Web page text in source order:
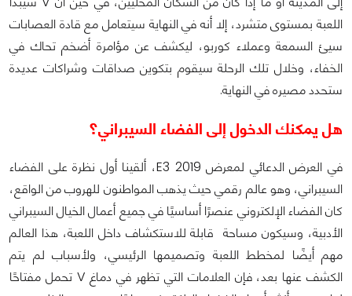
اللعبة بمستوى متشرد، إلا أنه في النهاية سيتعامل مع قادة العصابات
سيئ السمعة وعملاء كوربو، ليكشف عن مؤامرة أضخم تحاك في
الخفاء، وخلال تلك الرحلة سيقوم بتكوين صداقات وشراكات عديدة
ستحدد مصيره في النهاية.
هل يمكنك الدخول إلى الفضاء السيبراني؟
في العرض الدعائي لمعرض E3 2019، ألقينا أول نظرة على الفضاء
السيبراني، وهو عالم رقمي حيث يذهب المواطنون للهروب من الواقع،
كان الفضاء الإلكتروني عنصرًا أساسيًا في جميع أعمال الخيال السيبراني
الأدبية، وسيكون مساحة قابلة للاستكشاف داخل اللعبة، هذا العالم
مهم أيضًا لمخطط اللعبة وتصميمها الرئيسي، ولأسباب لم يتم
الكشف عنها بعد، فإن العلامات التي تظهر في دماغ V تحمل مفتاحًا